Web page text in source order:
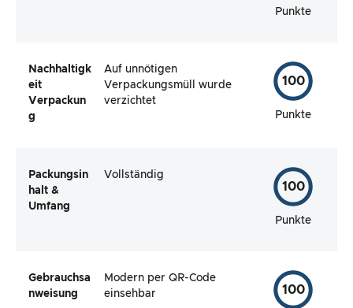
Punkte
Nachhaltigk
eit
Verpackun
g
Auf unnötigen
Verpackungsmüll wurde
verzichtet
100
Punkte
Packungsin
halt &
Umfang
Vollständig
100
Punkte
Gebrauchsa
nweisung
Modern per QR-Code
einsehbar
100